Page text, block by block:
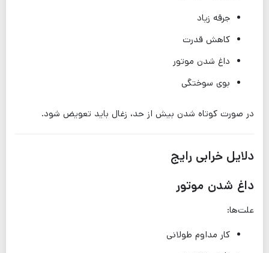
جرقه زیاد
کاهش قدرت
داغ شدن موتور
بوی سوختگی
در صورت کوتاه شدن بیش از حد، زغال باید تعویض شود.
دلایل خرابی رایج
داغ شدن موتور
علت‌ها:
کار مداوم طولانی